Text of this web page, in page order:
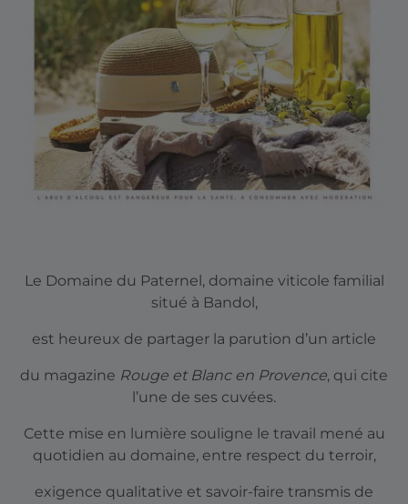
Le Domaine du Paternel, domaine viticole familial
situé à Bandol,
est heureux de partager la parution d’un article
du magazine Rouge et Blanc en Provence, qui cite
l’une de ses cuvées.
Cette mise en lumière souligne le travail mené au
quotidien au domaine, entre respect du terroir,
exigence qualitative et savoir-faire transmis de